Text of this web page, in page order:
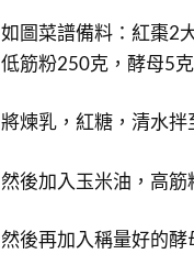
如圖菜譜備料：紅棗2
低筋粉250克，酵母5
將煉乳，紅糖，清水拌
然後加入玉米油，高筋
然後再加入稱量好的酵